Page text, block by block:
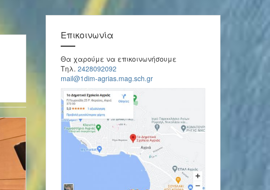
Επικοινωνία
Θα χαρούμε να επικοινωνήσουμε
Τηλ. 2428092092
mail@1dim-agrias.mag.sch.gr